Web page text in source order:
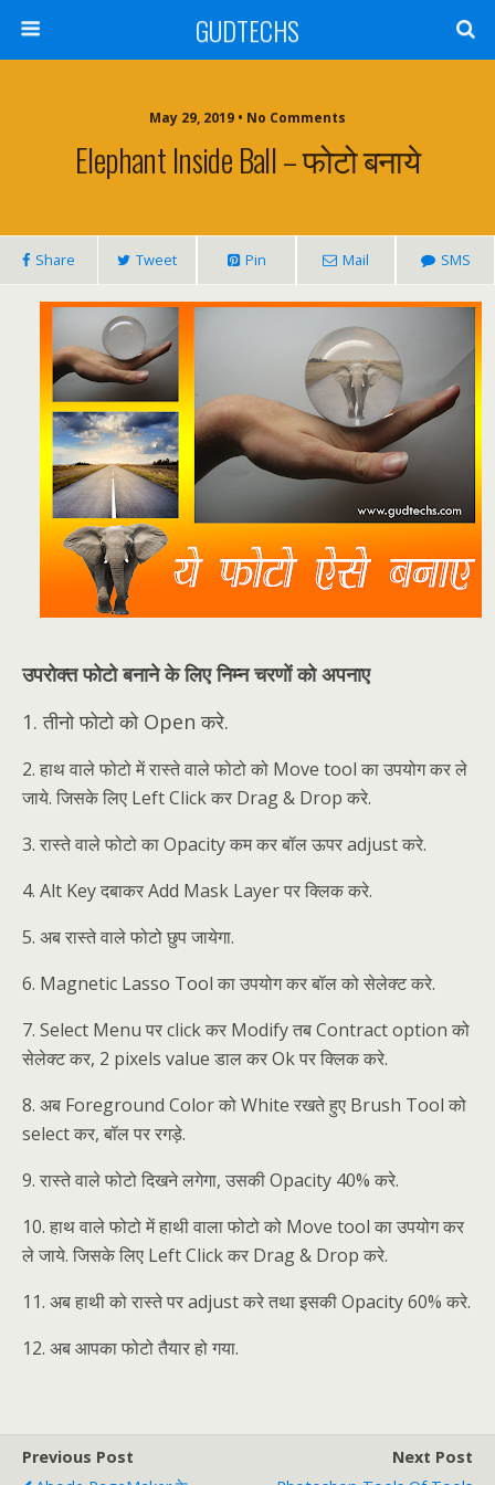
GUDTECHS
May 29, 2019 • No Comments
Elephant Inside Ball – फोटो बनाये
Share Tweet Pin Mail SMS
उपरोक्त फोटो बनाने के लिए निम्न चरणों को अपनाए
1. तीनो फोटो को Open करे.
2. हाथ वाले फोटो में रास्ते वाले फोटो को Move tool का उपयोग कर ले
जाये. जिसके लिए Left Click कर Drag & Drop करे.
3. रास्ते वाले फोटो का Opacity कम कर बॉल ऊपर adjust करे.
4. Alt Key दबाकर Add Mask Layer पर क्लिक करे.
5. अब रास्ते वाले फोटो छुप जायेगा.
6. Magnetic Lasso Tool का उपयोग कर बॉल को सेलेक्ट करे.
7. Select Menu पर click कर Modify तब Contract option को
सेलेक्ट कर, 2 pixels value डाल कर Ok पर क्लिक करे.
8. अब Foreground Color को White रखते हुए Brush Tool को
select कर, बॉल पर रगड़े.
9. रास्ते वाले फोटो दिखने लगेगा, उसकी Opacity 40% करे.
10. हाथ वाले फोटो में हाथी वाला फोटो को Move tool का उपयोग कर
ले जाये. जिसके लिए Left Click कर Drag & Drop करे.
11. अब हाथी को रास्ते पर adjust करे तथा इसकी Opacity 60% करे.
12. अब आपका फोटो तैयार हो गया.
Previous Post
Next Post